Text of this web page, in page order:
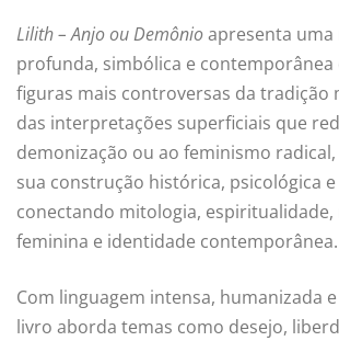
Lilith – Anjo ou Demônioapresenta
profunda, simbólica e contemporânea
figuras mais controversas da tradição
das interpretações superficiais que
demonização ou ao feminismo
sua construção histórica, psicológica
conectando mitologia, espiritualidade,
feminina e identidade contemporânea.
Com linguagem intensa, humanizada
livro aborda temas como desejo,